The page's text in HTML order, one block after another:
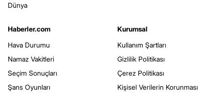
Dünya
Haberler.com
Hava Durumu
Namaz Vakitleri
Seçim Sonuçları
Şans Oyunları
Kurumsal
Kullanım Şartları
Gizlilik Politikası
Çerez Politikası
Kişisel Verilerin Korunması